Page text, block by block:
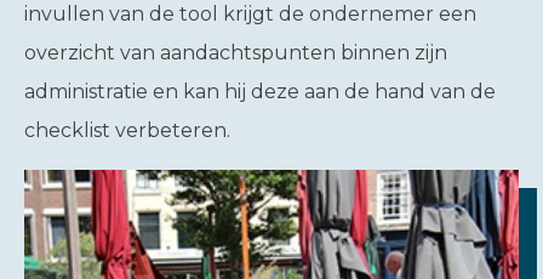
invullen van de tool krijgt de ondernemer een
overzicht van aandachtspunten binnen zijn
administratie en kan hij deze aan de hand van de
checklist verbeteren.